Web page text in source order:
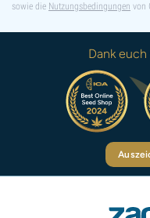
sowie die Nutzungsbedingungen von
Dank